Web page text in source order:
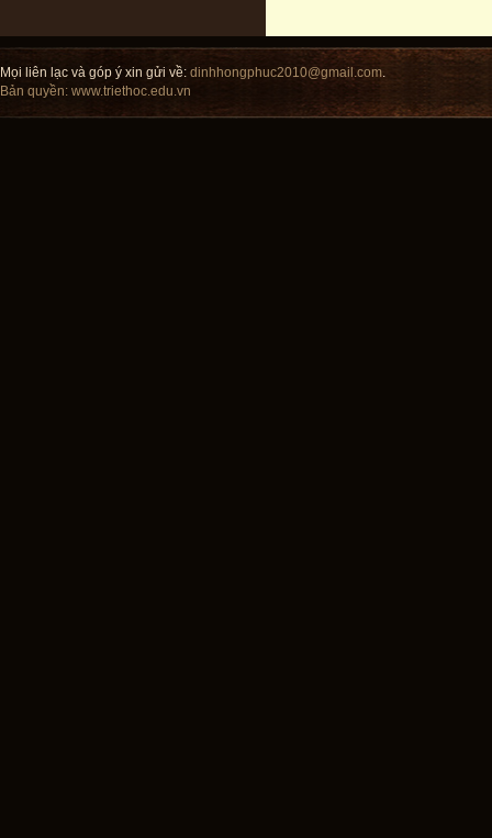
Mọi liên lạc và góp ý xin gửi về: dinhhongphuc2010@gmail.com.
Bản quyền: www.triethoc.edu.vn